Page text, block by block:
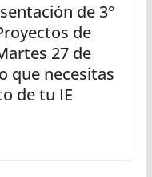
de 3°
de
27 de
que necesitas
de tu IE